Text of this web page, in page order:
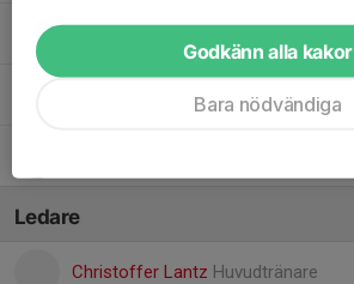
17. Vidar Svessar
Ledare
Christoffer Lantz Huvudtränare
Godkänn alla kakor
Bara nödvändiga